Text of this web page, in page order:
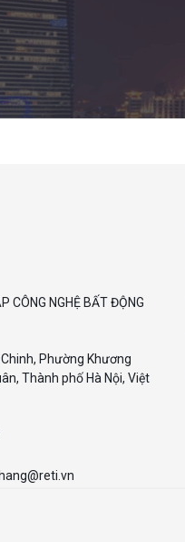
CÔNG NGHỆ BẤT ĐỘNG
Phường Khương
Thành phố Hà Nội, Việt